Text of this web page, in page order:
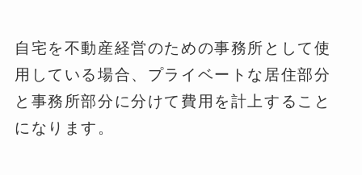
自宅を不動産経営のための事務所として使
用している場合、プライベートな居住部分
と事務所部分に分けて費用を計上すること
になります。